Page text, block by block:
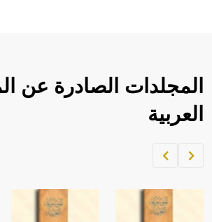
المجلدات الصادرة عن
العربية